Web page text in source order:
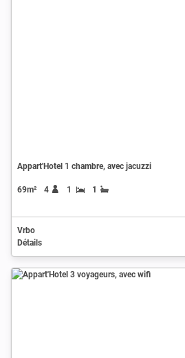
Appart'Hotel 1 chambre, avec jacuzzi
69m² 4 1 1
Vrbo
Détails